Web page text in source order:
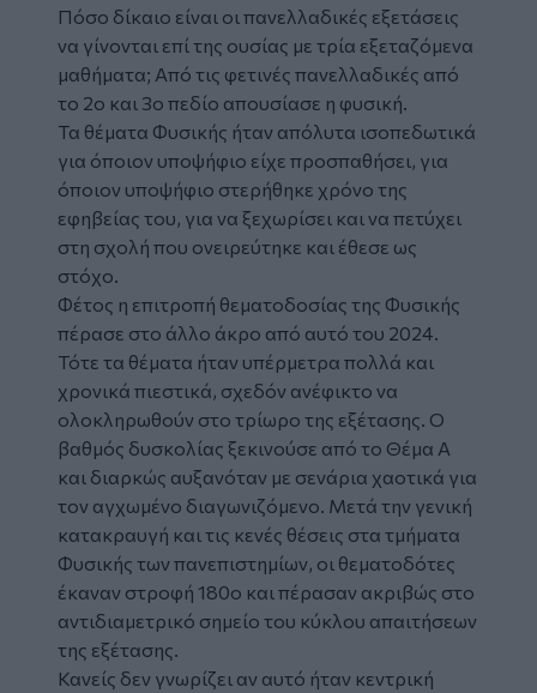
Πόσο δίκαιο είναι οι πανελλαδικές εξετάσεις
να γίνονται επί της ουσίας με τρία εξεταζόμενα
μαθήματα; Από τις φετινές πανελλαδικές από
το 2ο και 3ο πεδίο απουσίασε η φυσική.
Τα θέματα Φυσικής ήταν απόλυτα ισοπεδωτικά
για όποιον υποψήφιο είχε προσπαθήσει, για
όποιον υποψήφιο στερήθηκε χρόνο της
εφηβείας του, για να ξεχωρίσει και να πετύχει
στη σχολή που ονειρεύτηκε και έθεσε ως
στόχο.
Φέτος η επιτροπή θεματοδοσίας της Φυσικής
πέρασε στο άλλο άκρο από αυτό του 2024.
Τότε τα θέματα ήταν υπέρμετρα πολλά και
χρονικά πιεστικά, σχεδόν ανέφικτο να
ολοκληρωθούν στο τρίωρο της εξέτασης. Ο
βαθμός δυσκολίας ξεκινούσε από το Θέμα Α
και διαρκώς αυξανόταν με σενάρια χαοτικά για
τον αγχωμένο διαγωνιζόμενο. Μετά την γενική
κατακραυγή και τις κενές θέσεις στα τμήματα
Φυσικής των πανεπιστημίων, οι θεματοδότες
έκαναν στροφή 180ο και πέρασαν ακριβώς στο
αντιδιαμετρικό σημείο του κύκλου απαιτήσεων
της εξέτασης.
Κανείς δεν γνωρίζει αν αυτό ήταν κεντρική